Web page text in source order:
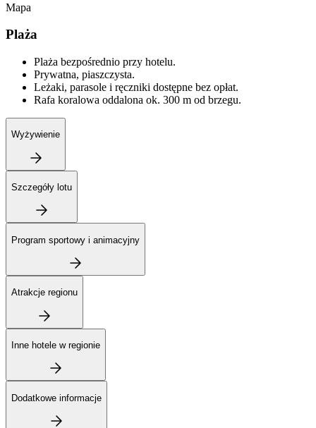
Mapa
Plaża
Plaża bezpośrednio przy hotelu.
Prywatna, piaszczysta.
Leżaki, parasole i ręczniki dostępne bez opłat.
Rafa koralowa oddalona ok. 300 m od brzegu.
Wyżywienie
Szczegóły lotu
Program sportowy i animacyjny
Atrakcje regionu
Inne hotele w regionie
Dodatkowe informacje